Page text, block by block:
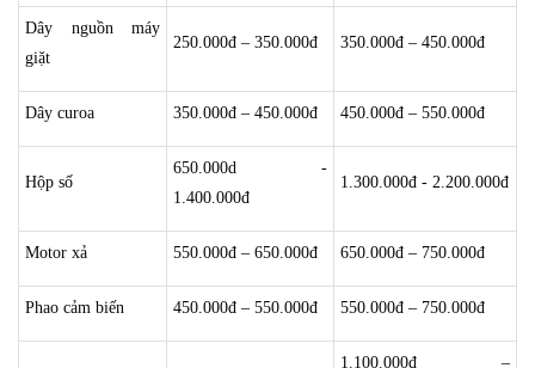
Dây nguồn máy
giặt
250.000đ – 350.000đ 350.000đ – 450.000đ
Dây curoa 350.000đ – 450.000đ 450.000đ – 550.000đ
Hộp số
650.000d -
1.400.000đ
1.300.000đ - 2.200.000đ
Motor xả 550.000đ – 650.000đ 650.000đ – 750.000đ
Phao cảm biến 450.000đ – 550.000đ 550.000đ – 750.000đ
1.100.000đ –